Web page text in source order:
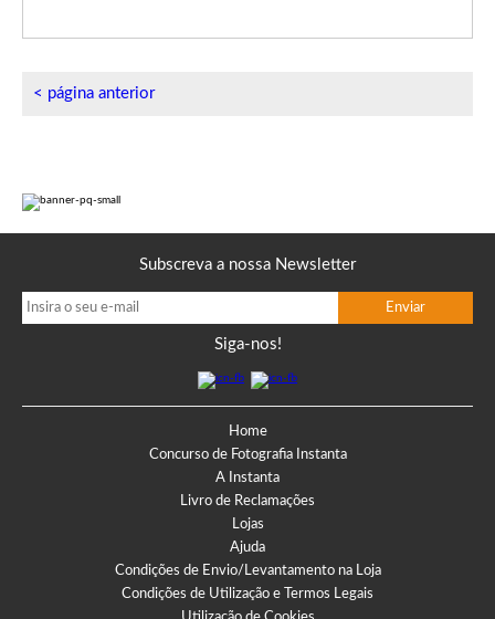
< página anterior
Subscreva a nossa Newsletter
Siga-nos!
Home
Concurso de Fotografia Instanta
A Instanta
Livro de Reclamações
Lojas
Ajuda
Condições de Envio/Levantamento na Loja
Condições de Utilização e Termos Legais